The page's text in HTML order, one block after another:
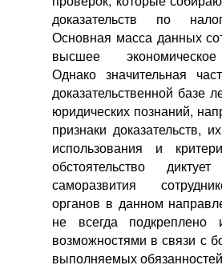
доказательств по
Основная масса данных
высшее
Однако значительная
доказательственной базе
юридических познаний,
признаки доказательств,
использования и
обстоятельство
саморазвития
органов в данном
не всегда
возможностями в связи с
выполняемых